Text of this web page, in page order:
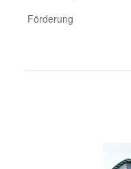
Förderung